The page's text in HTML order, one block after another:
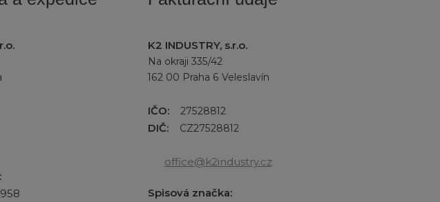
K2 INDUSTRY, s.r.o.
Na okraji 335/42
162 00 Praha 6 Veleslavín
IČO: 27528812
DIČ: CZ27528812
office@k2industry.cz
Spisová značka: